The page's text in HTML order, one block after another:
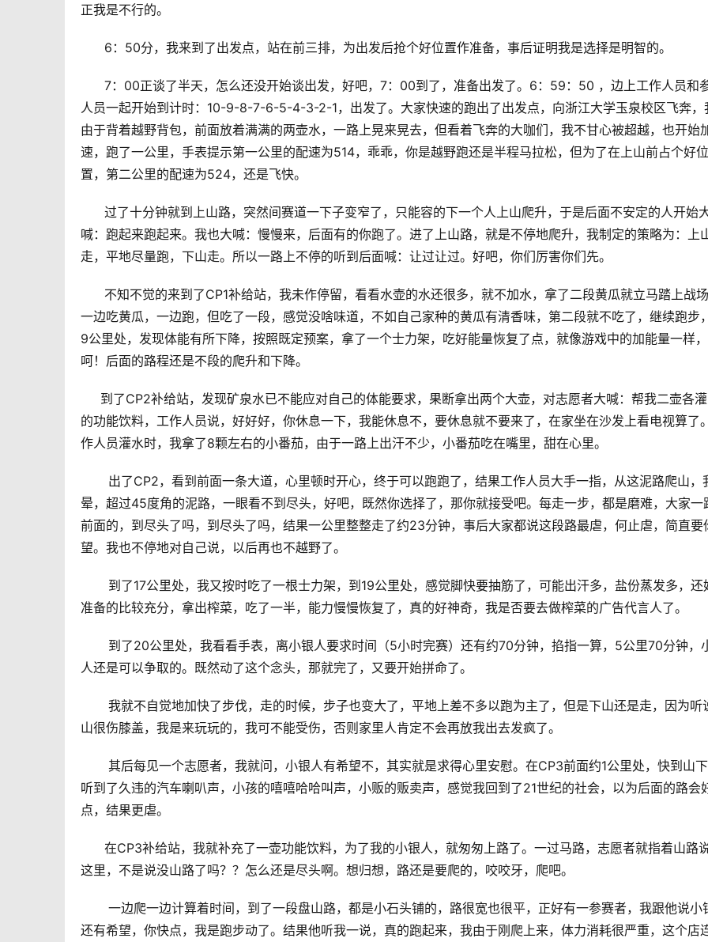
正我是不行的。
6：50分，我来到了出发点，站在前三排，为出发后抢个好位置作准备，事后证明我是选择是明智的。
7：00正谈了半天，怎么还没开始谈出发，好吧，7：00到了，准备出发了。6：59：50 ，边上工作人员和
人员一起开始到计时：10-9-8-7-6-5-4-3-2-1，出发了。大家快速的跑出了出发点，向浙江大学玉泉校区飞奔，
由于背着越野背包，前面放着满满的两壶水，一路上晃来晃去，但看着飞奔的大咖们，我不甘心被超越，也开始
速，跑了一公里，手表提示第一公里的配速为514，乖乖，你是越野跑还是半程马拉松，但为了在上山前占个好位
置，第二公里的配速为524，还是飞快。
过了十分钟就到上山路，突然间赛道一下子变窄了，只能容的下一个人上山爬升，于是后面不安定的人开始
喊：跑起来跑起来。我也大喊：慢慢来，后面有的你跑了。进了上山路，就是不停地爬升，我制定的策略为：上
走，平地尽量跑，下山走。所以一路上不停的听到后面喊：让过让过。好吧，你们厉害你们先。
不知不觉的来到了CP1补给站，我未作停留，看看水壶的水还很多，就不加水，拿了二段黄瓜就立马踏上战场
一边吃黄瓜，一边跑，但吃了一段，感觉没啥味道，不如自己家种的黄瓜有清香味，第二段就不吃了，继续跑步
9公里处，发现体能有所下降，按照既定预案，拿了一个士力架，吃好能量恢复了点，就像游戏中的加能量一样
呵！后面的路程还是不段的爬升和下降。
到了CP2补给站，发现矿泉水已不能应对自己的体能要求，果断拿出两个大壶，对志愿者大喊：帮我二壶各
的功能饮料，工作人员说，好好好，你休息一下，我能休息不，要休息就不要来了，在家坐在沙发上看电视算了
作人员灌水时，我拿了8颗左右的小番茄，由于一路上出汗不少，小番茄吃在嘴里，甜在心里。
出了CP2，看到前面一条大道，心里顿时开心，终于可以跑跑了，结果工作人员大手一指，从这泥路爬山，
晕，超过45度角的泥路，一眼看不到尽头，好吧，既然你选择了，那你就接受吧。每走一步，都是磨难，大家一
前面的，到尽头了吗，到尽头了吗，结果一公里整整走了约23分钟，事后大家都说这段路最虐，何止虐，简直要
望。我也不停地对自己说，以后再也不越野了。
到了17公里处，我又按时吃了一根士力架，到19公里处，感觉脚快要抽筋了，可能出汗多，盐份蒸发多，还
准备的比较充分，拿出榨菜，吃了一半，能力慢慢恢复了，真的好神奇，我是否要去做榨菜的广告代言人了。
到了20公里处，我看看手表，离小银人要求时间（5小时完赛）还有约70分钟，掐指一算，5公里70分钟，
人还是可以争取的。既然动了这个念头，那就完了，又要开始拼命了。
我就不自觉地加快了步伐，走的时候，步子也变大了，平地上差不多以跑为主了，但是下山还是走，因为听
山很伤膝盖，我是来玩玩的，我可不能受伤，否则家里人肯定不会再放我出去发疯了。
其后每见一个志愿者，我就问，小银人有希望不，其实就是求得心里安慰。在CP3前面约1公里处，快到山下
听到了久违的汽车喇叭声，小孩的嘻嘻哈哈叫声，小贩的贩卖声，感觉我回到了21世纪的社会，以为后面的路会
点，结果更虐。
在CP3补给站，我就补充了一壶功能饮料，为了我的小银人，就匆匆上路了。一过马路，志愿者就指着山路说
这里，不是说没山路了吗？？怎么还是尽头啊。想归想，路还是要爬的，咬咬牙，爬吧。
一边爬一边计算着时间，到了一段盘山路，都是小石头铺的，路很宽也很平，正好有一参赛者，我跟他说小
还有希望，你快点，我是跑步动了。结果他听我一说，真的跑起来，我由于刚爬上来，体力消耗很严重，这个店